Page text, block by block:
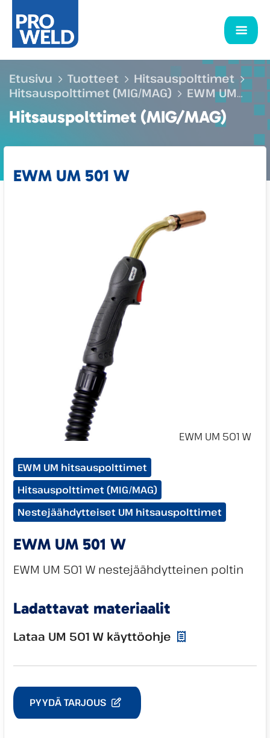
Etusivu Tuotteet
Hitsauspolttimet
Hitsauspolttimet (MIG/MAG)
EWM UM
hitsauspolttimet
Nestejäähdytteiset UM
hitsauspolttimet
EWM UM 501 W
Hitsauspolttimet (MIG/MAG)
EWM UM 501 W
Tuotekategoriat:
EWM UM hitsauspolttimet
Hitsauspolttimet (MIG/MAG)
Nestejäähdytteiset UM hitsauspolttimet
EWM UM 501 W
EWM UM 501 W nestejäähdytteinen poltin
Ladattavat materiaalit
Lataa UM 501 W käyttöohje
PYYDÄ TARJOUS